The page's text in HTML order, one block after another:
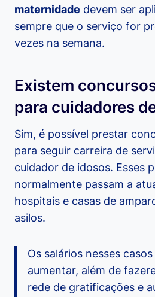
maternidade devem ser
sempre que o serviço for
vezes na semana.
Existem
para cuidadores
Sim, é possível prestar
para seguir carreira de
cuidador de idosos. Esses
normalmente passam a
hospitais e casas de
asilos.
Os salários nesses
aumentar, além de
rede de gratificações e